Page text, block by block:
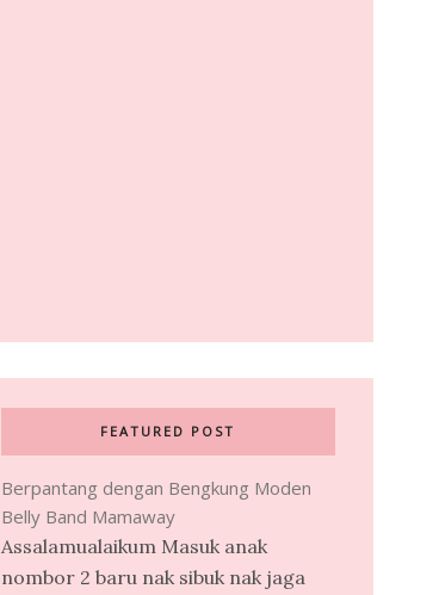
FEATURED POST
Berpantang dengan Bengkung Moden
Belly Band Mamaway
Assalamualaikum Masuk anak
nombor 2 baru nak sibuk nak jaga